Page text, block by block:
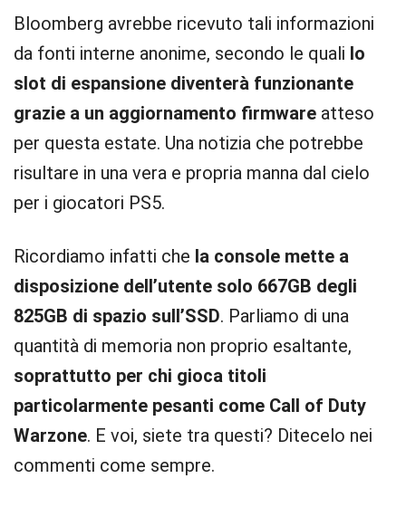
Bloomberg avrebbe ricevuto tali informazioni
da fonti interne anonime, secondo le quali lo
slot di espansione diventerà funzionante
grazie a un aggiornamento firmware atteso
per questa estate. Una notizia che potrebbe
risultare in una vera e propria manna dal cielo
per i giocatori PS5.
Ricordiamo infatti che la console mette a
disposizione dell’utente solo 667GB degli
825GB di spazio sull’SSD. Parliamo di una
quantità di memoria non proprio esaltante,
soprattutto per chi gioca titoli
particolarmente pesanti come Call of Duty
Warzone. E voi, siete tra questi? Ditecelo nei
commenti come sempre.